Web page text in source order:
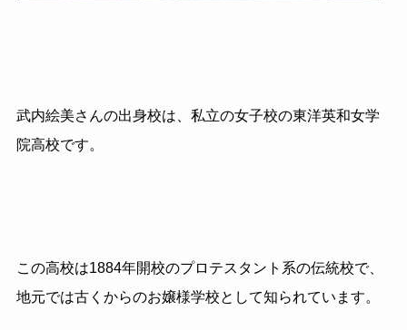
武内絵美さんの出身校は、私立の女子校の東洋英和女学
院高校です。
この高校は1884年開校のプロテスタント系の伝統校で、
地元では古くからのお嬢様学校として知られています。